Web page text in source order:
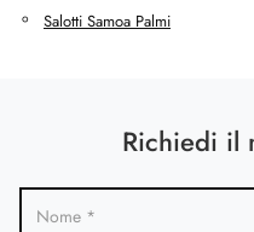
Salotti Samoa Palmi
Richiedi il